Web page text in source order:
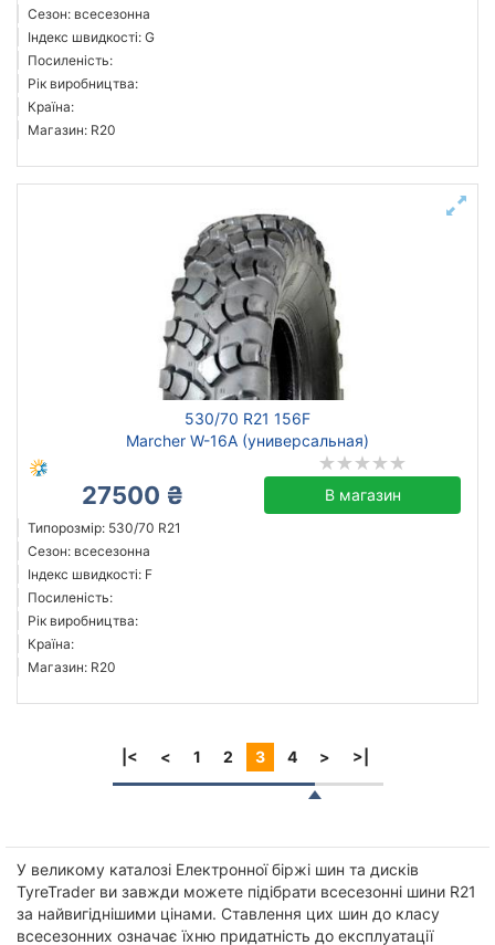
Сезон: всесезонна
Індекс швидкості: G
Посиленість:
Рік виробництва:
Країна:
Магазин: R20
530/70 R21 156F
Marcher W-16A (универсальная)
27500 ₴ В магазин
Типорозмір: 530/70 R21
Сезон: всесезонна
Індекс швидкості: F
Посиленість:
Рік виробництва:
Країна:
Магазин: R20
|< < 1 2 3 4 > >|
У великому каталозі Електронної біржі шин та дисків
TyreTrader ви завжди можете підібрати всесезонні шини R21
за найвигіднішими цінами. Ставлення цих шин до класу
всесезонних означає їхню придатність до експлуатації